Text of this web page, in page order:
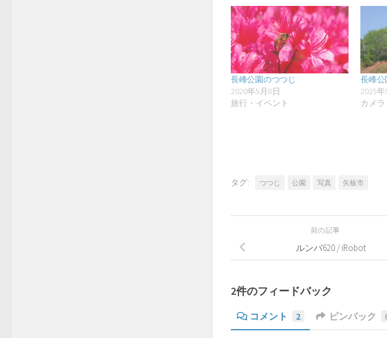
長峰公園のつつじ
2020年5月8日
旅行・イベント
長峰公
2025
カメラ
タグ: つつじ 公園 写真 矢板市
前の記事
ルンバ620 / iRobot
2件のフィードバック
コメント 2 ピンバック